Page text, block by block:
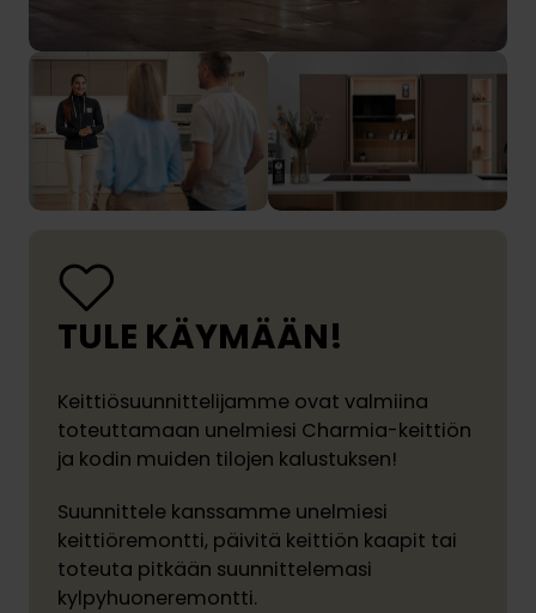
TULE KÄYMÄÄN!
Keittiösuunnittelijamme ovat valmiina
toteuttamaan unelmiesi Charmia-keittiön
ja kodin muiden tilojen kalustuksen!
Suunnittele kanssamme unelmiesi
keittiöremontti, päivitä keittiön kaapit tai
toteuta pitkään suunnittelemasi
kylpyhuoneremontti.